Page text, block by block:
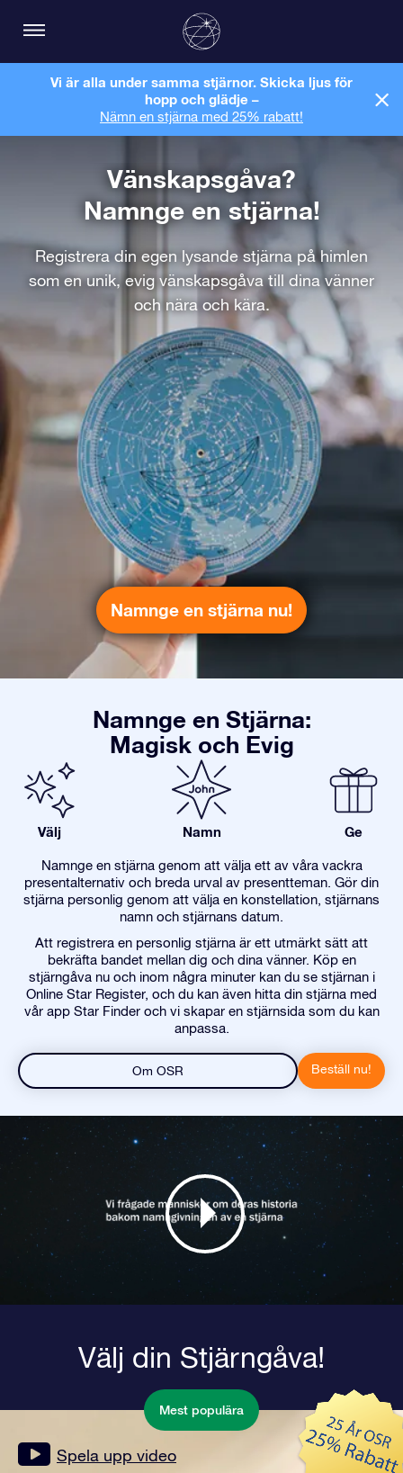
Vi är alla under samma stjärnor. Skicka ljus för
hopp och glädje –
Nämn en stjärna med 25% rabatt!
Vänskapsgåva?
Namnge en stjärna!
Registrera din egen lysande stjärna på himlen
som en unik, evig vänskapsgåva till dina vänner
och nära och kära.
Namnge en stjärna nu!
Namnge en Stjärna:
Magisk och Evig
Välj Namn Ge
Namnge en stjärna genom att välja ett av våra vackra
presentalternativ och breda urval av presentteman. Gör din
stjärna personlig genom att välja en konstellation, stjärnans
namn och stjärnans datum.
Att registrera en personlig stjärna är ett utmärkt sätt att
bekräfta bandet mellan dig och dina vänner. Köp en
stjärngåva nu och inom några minuter kan du se stjärnan i
Online Star Register, och du kan även hitta din stjärna med
vår app Star Finder och vi skapar en stjärnsida som du kan
anpassa.
Om OSR Beställ nu!
Välj din Stjärngåva!
Mest populära
Spela upp video